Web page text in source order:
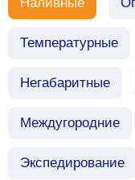
Температурные
Негабаритные
Междугородние
Экспедирование